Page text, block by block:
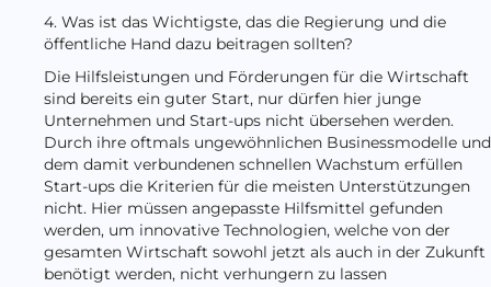
4. Was ist das Wichtigste, das die Regierung und die
öffentliche Hand dazu beitragen sollten?
Die Hilfsleistungen und Förderungen für die Wirtschaft
sind bereits ein guter Start, nur dürfen hier junge
Unternehmen und Start-ups nicht übersehen werden.
Durch ihre oftmals ungewöhnlichen Businessmodelle und
dem damit verbundenen schnellen Wachstum erfüllen
Start-ups die Kriterien für die meisten Unterstützungen
nicht. Hier müssen angepasste Hilfsmittel gefunden
werden, um innovative Technologien, welche von der
gesamten Wirtschaft sowohl jetzt als auch in der Zukunft
benötigt werden, nicht verhungern zu lassen